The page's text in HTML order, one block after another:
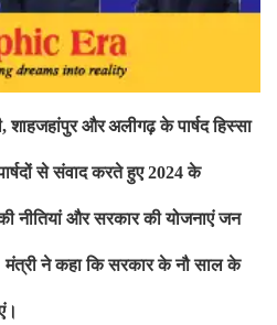
,शाहजहांपुर औरअलीगढ़ के पार्षद हिस्सा
से संवाद करते हुए2024के
की नीतियां और सरकार की योजनाएं जन
ने कहा कि सरकार के नौ साल के